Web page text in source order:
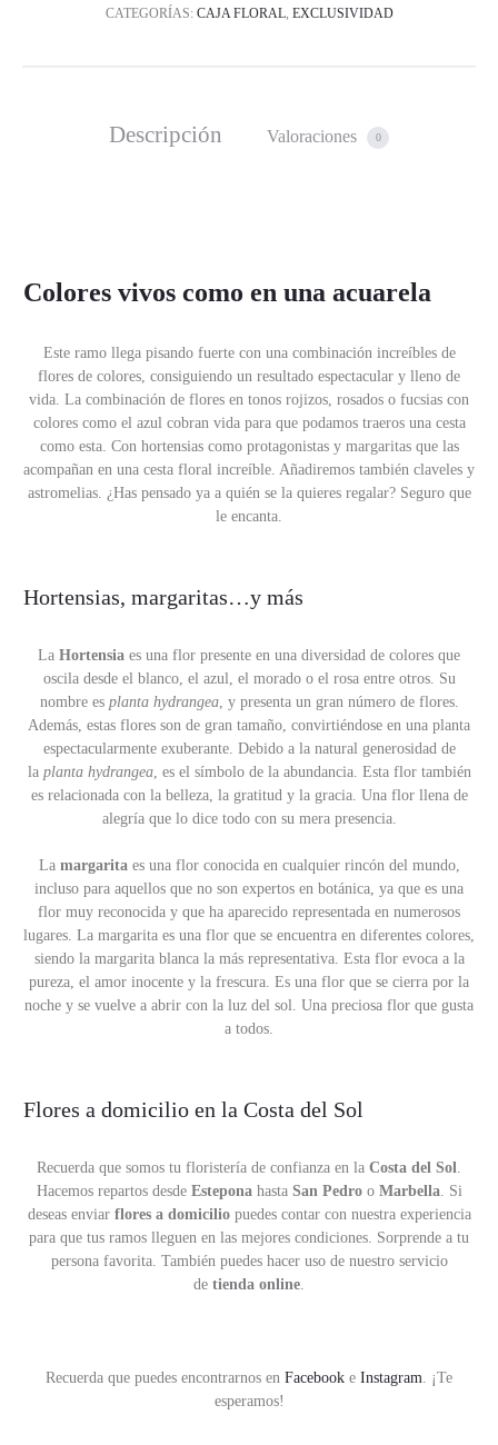
CATEGORÍAS: CAJA FLORAL, EXCLUSIVIDAD
Descripción Valoraciones 0
Colores vivos como en una acuarela
Este ramo llega pisando fuerte con una combinación increíbles de
flores de colores, consiguiendo un resultado espectacular y lleno de
vida. La combinación de flores en tonos rojizos, rosados o fucsias con
colores como el azul cobran vida para que podamos traeros una cesta
como esta. Con hortensias como protagonistas y margaritas que las
acompañan en una cesta floral increíble. Añadiremos también claveles y
astromelias. ¿Has pensado ya a quién se la quieres regalar? Seguro que
le encanta.
Hortensias, margaritas…y más
La Hortensia es una flor presente en una diversidad de colores que
oscila desde el blanco, el azul, el morado o el rosa entre otros. Su
nombre es planta hydrangea, y presenta un gran número de flores.
Además, estas flores son de gran tamaño, convirtiéndose en una planta
espectacularmente exuberante. Debido a la natural generosidad de
la planta hydrangea, es el símbolo de la abundancia. Esta flor también
es relacionada con la belleza, la gratitud y la gracia. Una flor llena de
alegría que lo dice todo con su mera presencia.
La margarita es una flor conocida en cualquier rincón del mundo,
incluso para aquellos que no son expertos en botánica, ya que es una
flor muy reconocida y que ha aparecido representada en numerosos
lugares. La margarita es una flor que se encuentra en diferentes colores,
siendo la margarita blanca la más representativa. Esta flor evoca a la
pureza, el amor inocente y la frescura. Es una flor que se cierra por la
noche y se vuelve a abrir con la luz del sol. Una preciosa flor que gusta
a todos.
Flores a domicilio en la Costa del Sol
Recuerda que somos tu floristería de confianza en la Costa del Sol
Hacemos repartos desde Estepona hasta San Pedroo Marbella . Si
deseas enviar flores a domiciliopuedes contar con nuestra experiencia
para que tus ramos lleguen en las mejores condiciones. Sorprende a tu
persona favorita. También puedes hacer uso de nuestro servicio
de tienda online
Recuerda que puedes encontrarnos en Facebook e Instagram . ¡Te
esperamos!